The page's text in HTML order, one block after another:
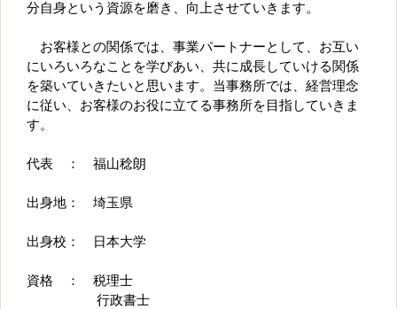
分自身という資源を磨き、向上させていきます。
お客様との関係では、事業パートナーとして、お互い
にいろいろなことを学びあい、共に成長していける関係
を築いていきたいと思います。当事務所では、経営理念
に従い、お客様のお役に立てる事務所を目指していきま
す。
代表 ： 福山稔朗
出身地： 埼玉県
出身校： 日本大学
資格 ： 税理士
行政書士